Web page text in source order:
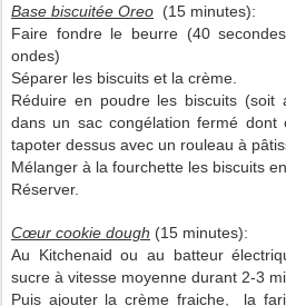
Base biscuitée Oreo (15 minutes):
Faire fondre le beurre (40
ondes)
Séparer les biscuits et la crème.
Réduire en poudre les biscuits
dans un sac congélation fermé dont
tapoter dessus avec un rouleau à
Mélanger à la fourchette les biscuits
Réserver.
Cœur cookie dough (15 minutes):
Au Kitchenaid ou au batteur
sucre à vitesse moyenne durant 2-3
Puis ajouter la crème fraiche, la